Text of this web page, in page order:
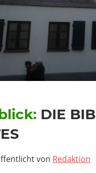
DIE
von Redaktion